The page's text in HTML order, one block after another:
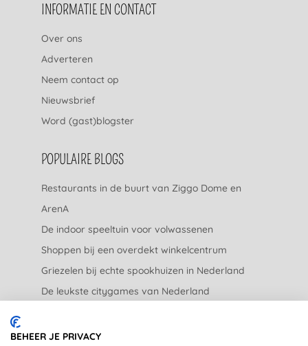
INFORMATIE EN CONTACT
Over ons
Adverteren
Neem contact op
Nieuwsbrief
Word (gast)blogster
POPULAIRE BLOGS
Restaurants in de buurt van Ziggo Dome en
ArenA
De indoor speeltuin voor volwassenen
Shoppen bij een overdekt winkelcentrum
Griezelen bij echte spookhuizen in Nederland
De leukste citygames van Nederland
BEHEER JE PRIVACY